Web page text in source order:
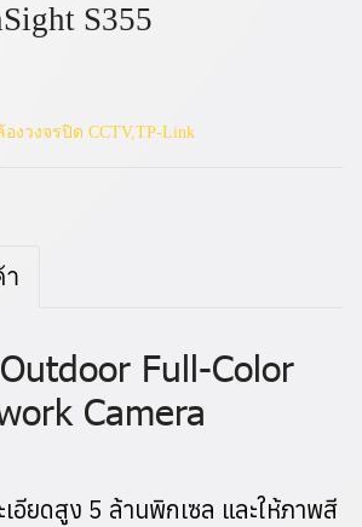
S355
องวงจรปิด CCTV,TP-Link
Full-Color
Camera
อียดสูง 5 ล้านพิกเซล และให้ภาพสี